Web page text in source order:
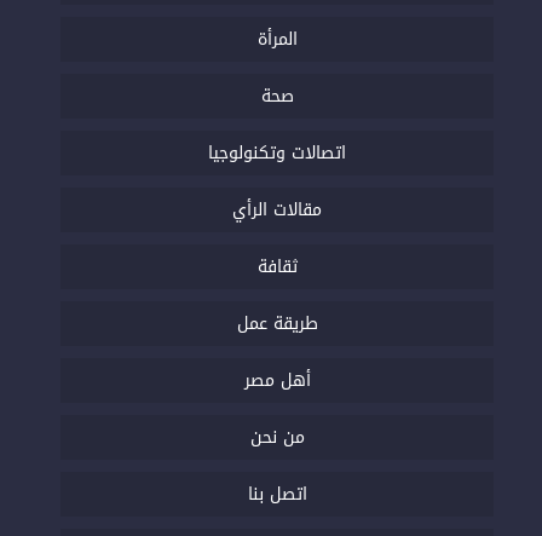
المرأة
صحة
اتصالات وتكنولوجيا
مقالات الرأي
ثقافة
طريقة عمل
أهل مصر
من نحن
اتصل بنا